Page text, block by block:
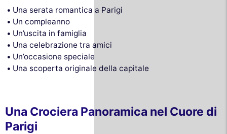
Una serata romantica a Parigi
Un compleanno
Un’uscita in famiglia
Una celebrazione tra amici
Un’occasione speciale
Una scoperta originale della capitale
Una Crociera Panoramica nel Cuore di
Parigi